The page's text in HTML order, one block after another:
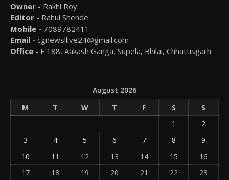
Owner - Rakhi Roy
Editor - Rahul Shende
Mobile - 7089782411
Email - cgnewsllive24@gmail.com
Office - F 188, Aakash Ganga, Supela, Bhilai, Chhattisgarh
August 2026
M
T W T F S
S
1
2
3
4 5 6 7 8
9
10
11 12 13 14 15
16
17
18 19 20 21 22 23